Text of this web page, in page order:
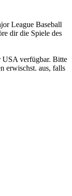
League Baseball
dir die Spiele des
USA verfügbar. Bitte
erwischst. aus, falls